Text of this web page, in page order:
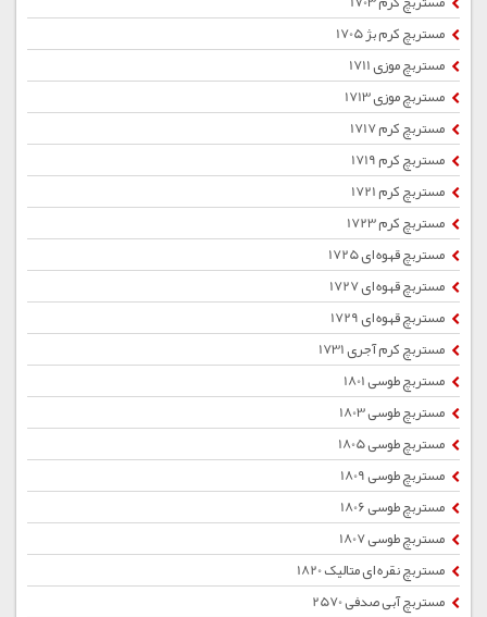
مستربچ کرم بژ 1705
مستربچ موزی 1711
مستربچ موزی 1713
مستربچ کرم 1717
مستربچ کرم 1719
مستربچ کرم 1721
مستربچ کرم 1723
مستربچ قهوه ای 1725
مستربچ قهوه ای 1727
مستربچ قهوه ای 1729
مستربچ کرم آجری 1731
مستربچ طوسی 1801
مستربچ طوسی 1803
مستربچ طوسی 1805
مستربچ طوسی 1809
مستربچ طوسی 1806
مستربچ طوسی 1807
مستربچ نقره ای متالیک 1820
مستربچ آبی صدفی 2570